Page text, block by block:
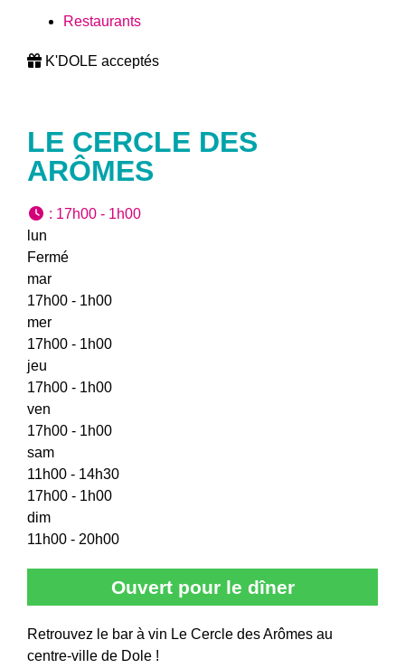
Restaurants
K'DOLE acceptés
LE CERCLE DES
ARÔMES
: 17h00 - 1h00
lun
Fermé
mar
17h00 - 1h00
mer
17h00 - 1h00
jeu
17h00 - 1h00
ven
17h00 - 1h00
sam
11h00 - 14h30
17h00 - 1h00
dim
11h00 - 20h00
Ouvert pour le dîner
Retrouvez le bar à vin Le Cercle des Arômes au
centre-ville de Dole !